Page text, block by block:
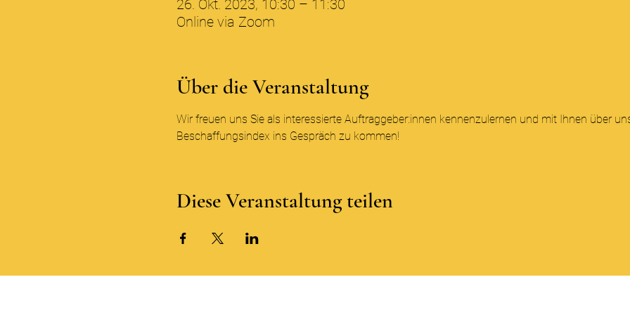
26. Okt. 2023, 10:30 – 11:30
Online via Zoom
Über die Veranstaltung
Wir freuen uns Sie als interessierte Auftraggeber:innen kennenzulernen und mit Ihnen über
Beschaffungsindex ins Gespräch zu kommen!
Diese Veranstaltung teilen